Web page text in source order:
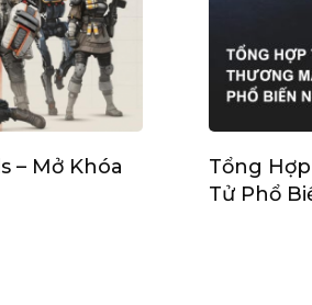
– Mở Khóa
Tổng
Tử Phổ